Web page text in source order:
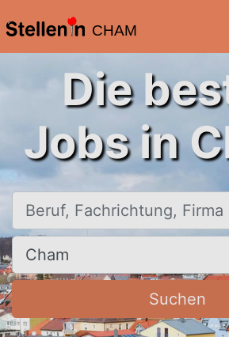
CHAM
Die
Jobs in
Beruf, Fachrichtung, Firma
Ort, Stadt
Suchen